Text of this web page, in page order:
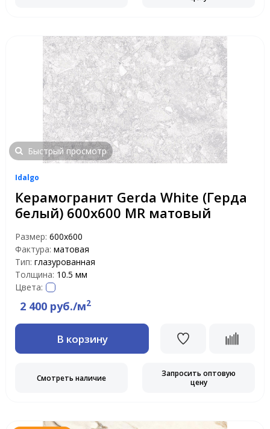
Быстрый просмотр
Idalgo
Керамогранит Gerda White (Герда
белый) 600х600 MR матовый
Размер: 600х600
Фактура: матовая
Тип: глазурованная
Толщина: 10.5 мм
Цвета:
2 400 руб./м2
В корзину
Смотреть наличие
Запросить оптовую
цену